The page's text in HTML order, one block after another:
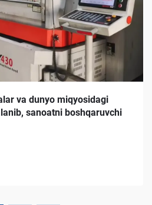
va dunyo miqyosidagi
sanoatni boshqaruvchi